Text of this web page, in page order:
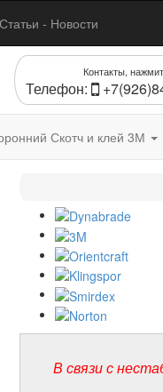
Статьи - Новости
Контакты,
Телефон:
Скотч и клей 3М
В связи с